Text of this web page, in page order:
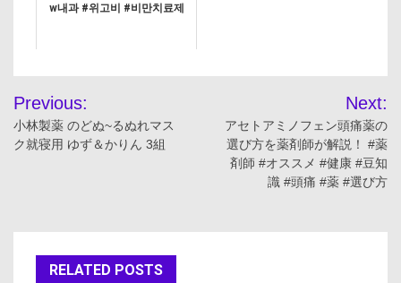
w내과 #위고비 #비만치료제
投
稿
Previous:
小林製薬 のどぬ~るぬれマス
ク就寝用 ゆず＆かりん 3組
Next:
アセトアミノフェン頭痛薬の
選び方を薬剤師が解説！ #薬
剤師 #オススメ #健康 #豆知
識 #頭痛 #薬 #選び方
RELATED POSTS